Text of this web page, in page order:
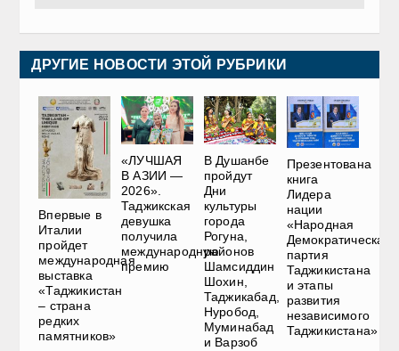
ДРУГИЕ НОВОСТИ ЭТОЙ РУБРИКИ
Впервые в
Италии
пройдет
международная
выставка
«Таджикистан
– страна
редких
памятников»
«ЛУЧШАЯ
В АЗИИ —
2026».
Таджикская
девушка
получила
международную
премию
В Душанбе
пройдут
Дни
культуры
города
Рогуна,
районов
Шамсиддин
Шохин,
Таджикабад,
Нуробод,
Муминабад
и Варзоб
Презентована
книга
Лидера
нации
«Народная
Демократическая
партия
Таджикистана
и этапы
развития
независимого
Таджикистана»